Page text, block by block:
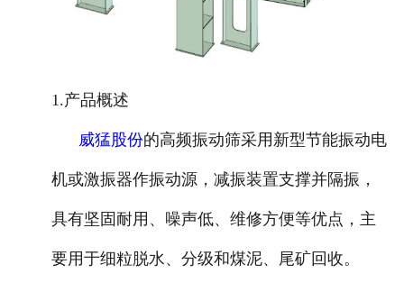
1.产品概述
威猛股份的高频振动筛采用新型节能振动电
机或激振器作振动源，减振装置支撑并隔振，
具有坚固耐用、噪声低、维修方便等优点，主
要用于细粒脱水、分级和煤泥、尾矿回收。